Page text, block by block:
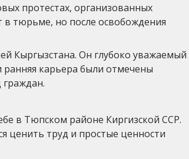
протестах, организованных
тюрьме, но после освобождения
Кыргызстана. Он глубоко уважаемый
карьера были отмечены
в Тюпском районе Киргизской ССР.
ценить труд и простые ценности